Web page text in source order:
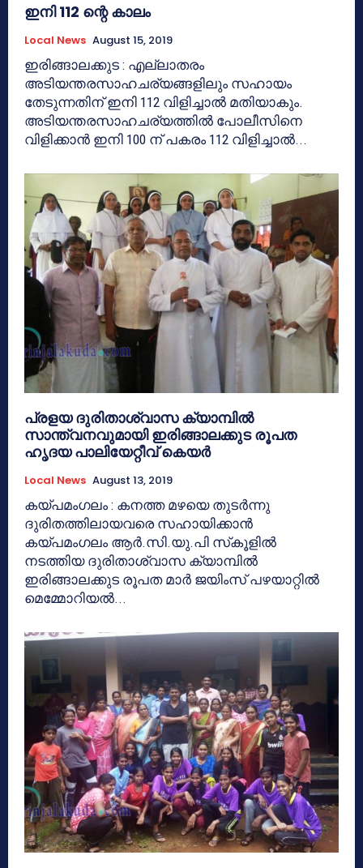
ഇനി 112 ന്റെ കാലം
Local News August 15, 2019
ഇരിങ്ങാലക്കുട : എല്ലാതരം
അടിയന്തരസാഹചര്യങ്ങളിലും സഹായം
തേടുന്നതിന് ഇനി 112 വിളിച്ചാല്‍ മതിയാകും.
അടിയന്തരസാഹചര്യത്തില്‍ പോലീസിനെ
വിളിക്കാന്‍ ഇനി 100 ന് പകരം 112 വിളിച്ചാല്‍...
പ്രളയ ദുരിതാശ്വാസ ക്യാമ്പില്‍
സാന്ത്വനവുമായി ഇരിങ്ങാലക്കുട രൂപത
ഹൃദയ പാലിയേറ്റീവ് കെയര്‍
Local News August 13, 2019
കയ്പമംഗലം : കനത്ത മഴയെ തുടര്‍ന്നു
ദുരിതത്തിലായവരെ സഹായിക്കാന്‍
കയ്പമംഗലം ആര്‍.സി.യു.പി സ്‌കൂളില്‍
നടത്തിയ ദുരിതാശ്വാസ ക്യാമ്പില്‍
ഇരിങ്ങാലക്കുട രൂപത മാര്‍ ജയിംസ് പഴയാറ്റില്‍
മെമ്മോറിയല്‍...